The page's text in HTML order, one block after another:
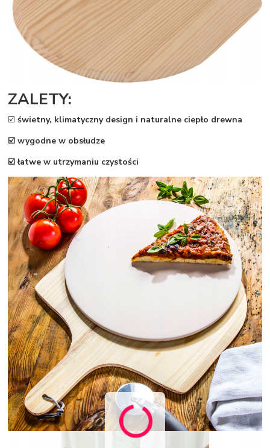
ZALETY:
☑️ świetny, klimatyczny design i naturalne ciepło drewna
☑️ wygodne w obsłudze
☑️ łatwe w utrzymaniu czystości